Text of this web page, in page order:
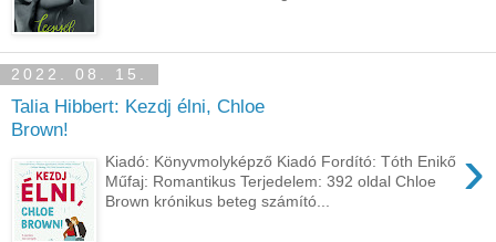
2022. 08. 15.
Talia Hibbert: Kezdj élni, Chloe
Brown!
›
Kiadó: Könyvmolyképző Kiadó Fordító: Tóth Enikő
Műfaj: Romantikus Terjedelem: 392 oldal Chloe ​
Brown krónikus beteg számító...